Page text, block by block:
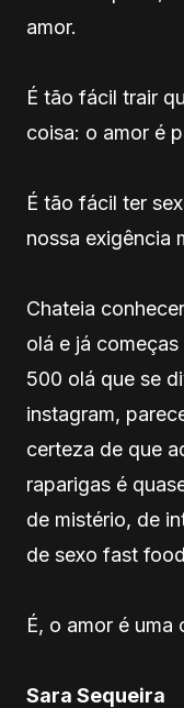
amor.
É tão fácil trair
coisa: o amor é
É tão fácil ter
nossa exigência
Chateia
olá e já
500 olá que se
instagram,
certeza de que
raparigas é
de mistério, de
de sexo fast
É, o amor é uma
Sara Sequeira